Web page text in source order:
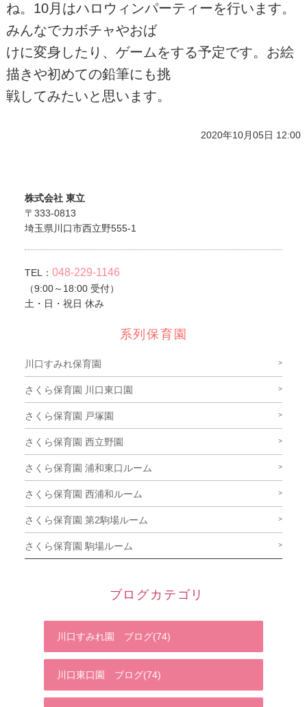
ね。10月はハロウィンパーティーを行います。
みんなでカボチャやおば
けに変身したり、ゲームをする予定です。お絵
描きや初めての鉛筆にも挑
戦してみたいと思います。
2020年10月05日 12:00
株式会社 東立
〒333-0813
埼玉県川口市西立野555-1
TEL： 048-229-1146
（9:00～18:00 受付）
土・日・祝日 休み
系列保育園
川口すみれ保育園
さくら保育園 川口東口園
さくら保育園 戸塚園
さくら保育園 西立野園
さくら保育園 浦和東口ルーム
さくら保育園 西浦和ルーム
さくら保育園 第2駒場ルーム
さくら保育園 駒場ルーム
ブログカテゴリ
川口すみれ園 ブログ(74)
川口東口園 ブログ(74)